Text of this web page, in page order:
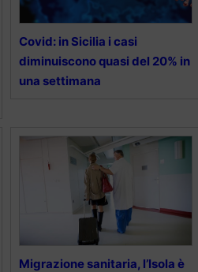
Covid: in Sicilia i casi
diminuiscono quasi del 20% in
una settimana
Migrazione sanitaria, l’Isola è